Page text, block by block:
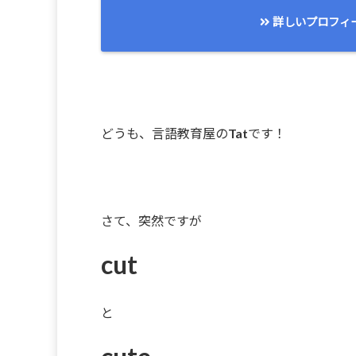
詳しいプロフィ
どうも、言語教育屋のTatです！
さて、突然ですが
cut
と